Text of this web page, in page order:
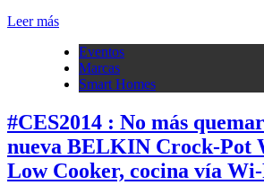
Leer más
Eventos
Marcas
Smart Homes
#CES2014 : No más
nueva BELKIN Crock-Pot
Low Cooker, cocina vía